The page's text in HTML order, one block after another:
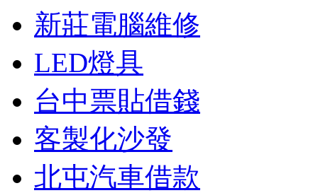
新莊電腦維修
LED燈具
台中票貼借錢
客製化沙發
北屯汽車借款